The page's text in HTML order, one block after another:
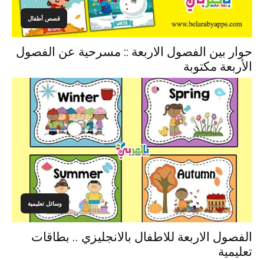
قصص أطفال
حوار بين الفصول الاربعة :: مسرحية عن الفصول
الأربعة مكتوبة
وسائل تعليمية
الفصول الاربعة للاطفال بالانجليزي .. بطاقات
تعليمية